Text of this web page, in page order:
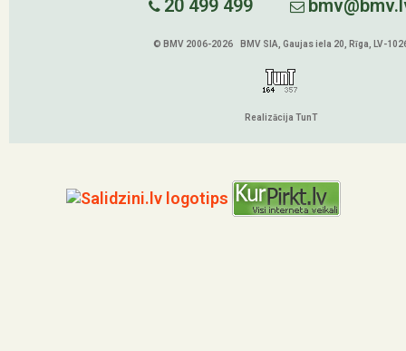
20 499 499
© BMV 2006-2026 BMV SIA, Gaujas iela 20, Rīga, LV-
Realizācija TunT